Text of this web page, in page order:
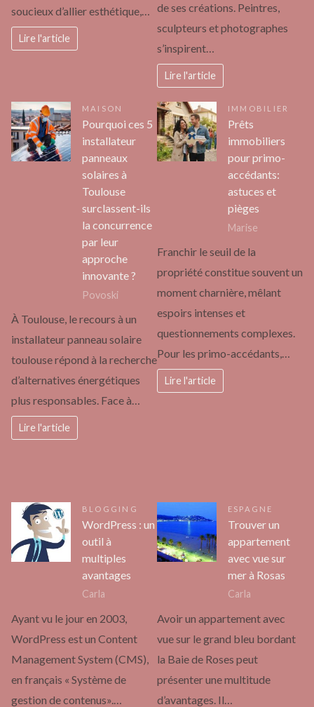
soucieux d’allier esthétique,…
Lire l'article
de ses créations. Peintres,
sculpteurs et photographes
s’inspirent…
Lire l'article
MAISON
Pourquoi ces 5
installateur
panneaux
solaires à
Toulouse
surclassent-ils
la concurrence
par leur
approche
innovante ?
Povoski
À Toulouse, le recours à un
installateur panneau solaire
toulouse répond à la recherche
d’alternatives énergétiques
plus responsables. Face à…
Lire l'article
IMMOBILIER
Prêts
immobiliers
pour primo-
accédants:
astuces et
pièges
Marise
Franchir le seuil de la
propriété constitue souvent un
moment charnière, mêlant
espoirs intenses et
questionnements complexes.
Pour les primo-accédants,…
Lire l'article
BLOGGING
WordPress : un
outil à
multiples
avantages
Carla
Ayant vu le jour en 2003,
WordPress est un Content
Management System (CMS),
en français « Système de
gestion de contenus».…
ESPAGNE
Trouver un
appartement
avec vue sur
mer à Rosas
Carla
Avoir un appartement avec
vue sur le grand bleu bordant
la Baie de Roses peut
présenter une multitude
d’avantages. Il…